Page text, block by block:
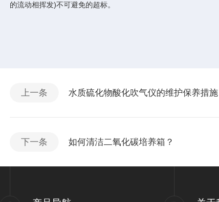
的流动相挥发)不可避免的超标。
上一条 水质硫化物酸化吹气仪的维护保养措施
下一条 如何清洁二氧化碳培养箱？